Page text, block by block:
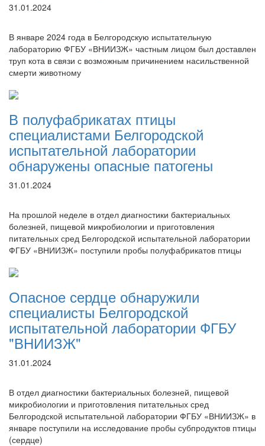
31.01.2024
В январе 2024 года в Белгородскую испытательную
лабораторию ФГБУ «ВНИИЗЖ» частным лицом был доставлен
труп кота в связи с возможным причинением насильственной
смерти животному
В полуфабрикатах птицы
специалистами Белгородской
испытательной лаборатории
обнаружены опасные патогены
31.01.2024
На прошлой неделе в отдел диагностики бактериальных
болезней, пищевой микробиологии и приготовления
питательных сред Белгородской испытательной лаборатории
ФГБУ «ВНИИЗЖ» поступили пробы полуфабрикатов птицы
Опасное сердце обнаружили
специалисты Белгородской
испытательной лаборатории ФГБУ
"ВНИИЗЖ"
31.01.2024
В отдел диагностики бактериальных болезней, пищевой
микробиологии и приготовления питательных сред
Белгородской испытательной лаборатории ФГБУ «ВНИИЗЖ» в
январе поступили на исследование пробы субпродуктов птицы
(сердце)